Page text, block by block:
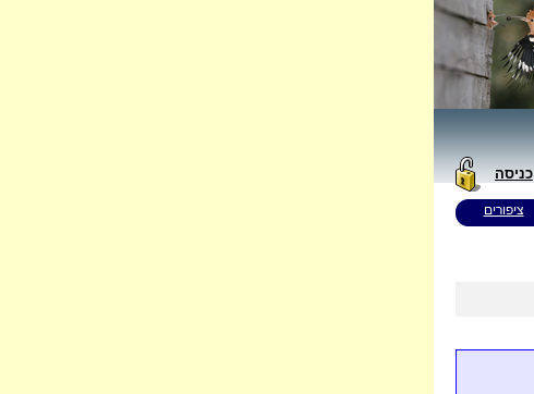
כניסה
ציפורים